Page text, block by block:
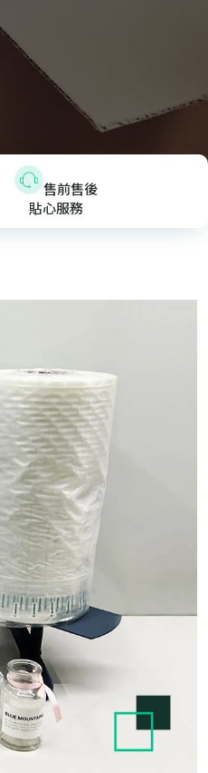
售前售後
貼心服務